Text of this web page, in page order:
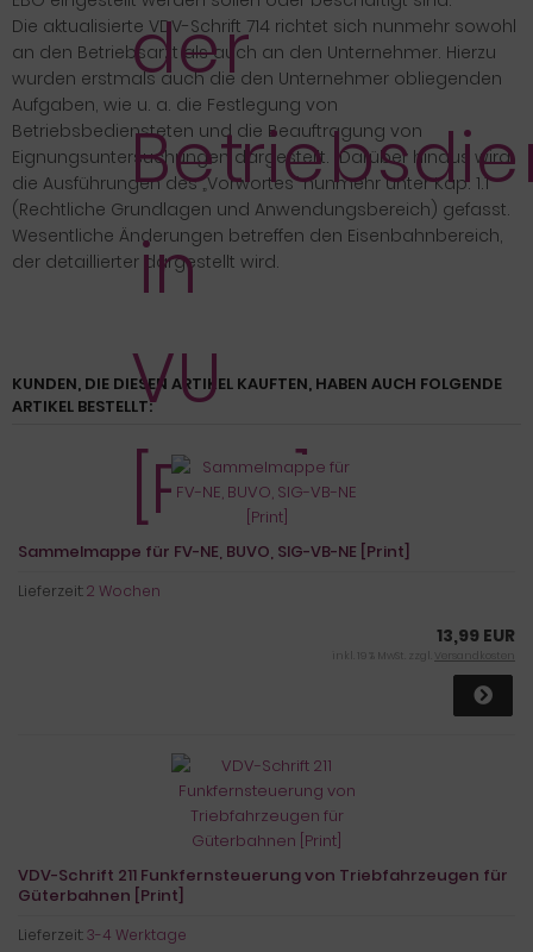
Die aktualisierte VDV-Schrift 714 richtet sich nunmehr sowohl
an den Betriebsarzt als auch an den Unternehmer. Hierzu
wurden erstmals auch die den Unternehmer obliegenden
Aufgaben, wie u. a. die Festlegung von
Betriebsbediensteten und die Beauftragung von
Eignungsuntersuchungen dargestellt. Darüber hinaus wird
die Ausführungen des „Vorwortes“ nunmehr unter Kap. 1.1
(Rechtliche Grundlagen und Anwendungsbereich) gefasst.
Wesentliche Änderungen betreffen den Eisenbahnbereich,
der detaillierter dargestellt wird.
KUNDEN, DIE DIESEN ARTIKEL KAUFTEN, HABEN AUCH FOLGENDE
ARTIKEL BESTELLT:
Sammelmappe für FV-NE, BUVO, SIG-VB-NE [Print]
Lieferzeit:2 Wochen
13,99 EUR
inkl. 19 % MwSt. zzgl. Versandkosten
VDV-Schrift 211 Funkfernsteuerung von Triebfahrzeugen für
Güterbahnen [Print]
Lieferzeit:3-4 Werktage